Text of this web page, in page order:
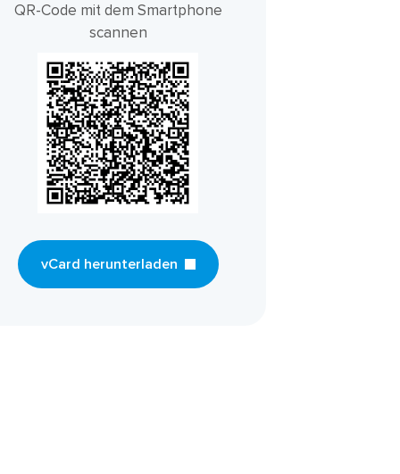
QR-Code mit dem Smartphone
scannen
vCard herunterladen